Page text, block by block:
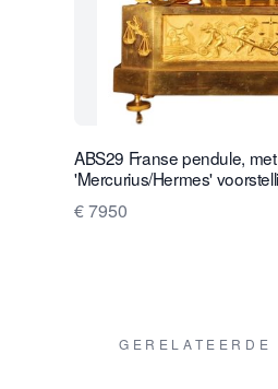
ABS29 Franse pendule,
'Mercurius/Hermes'
€ 7950
GERELATEERDE